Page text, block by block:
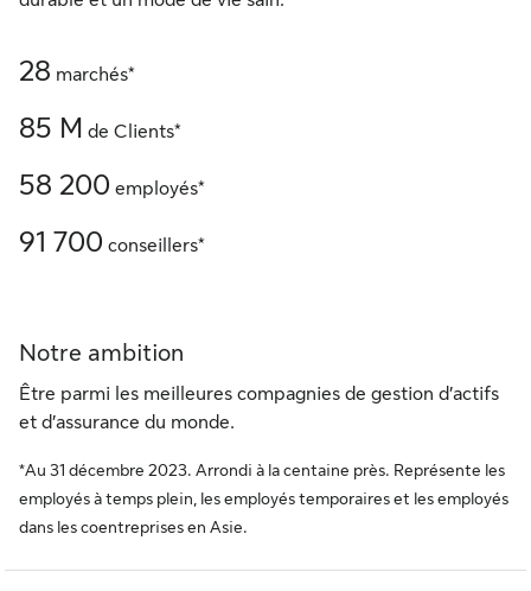
28 marchés*
85 M de Clients*
58 200 employés*
91 700 conseillers*
Notre ambition
Être parmi les meilleures compagnies de gestion d’actifs
et d’assurance du monde.
*Au 31 décembre 2023. Arrondi à la centaine près. Représente les
employés à temps plein, les employés temporaires et les employés
dans les coentreprises en Asie.